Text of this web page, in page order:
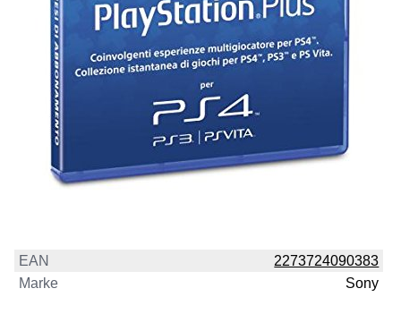
EAN
2273724090383
Marke
Sony